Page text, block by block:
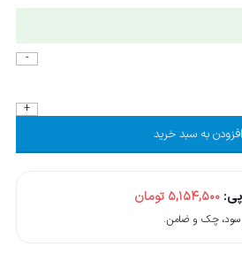
افزودن به سبد خرید
۵,۱۵۴,۵۰۰ تومان